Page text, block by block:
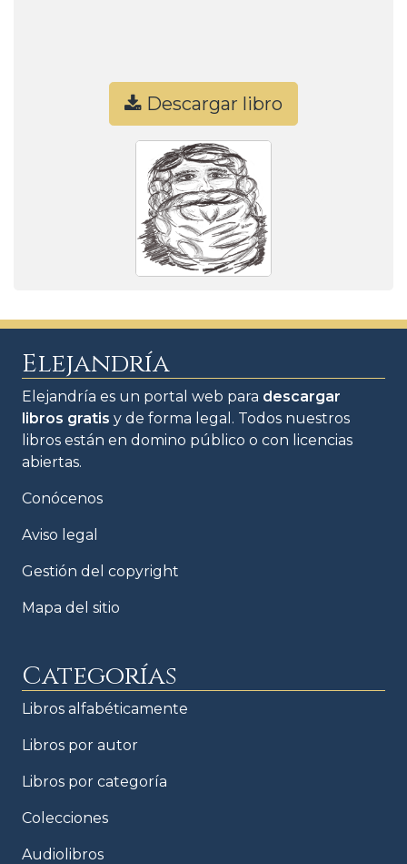
Descargar libro
Elejandría
Elejandría es un portal web para descargar
libros gratis y de forma legal. Todos nuestros
libros están en domino público o con licencias
abiertas.
Conócenos
Aviso legal
Gestión del copyright
Mapa del sitio
Categorías
Libros alfabéticamente
Libros por autor
Libros por categoría
Colecciones
Audiolibros